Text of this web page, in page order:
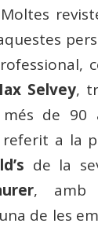
Selvey,
de 90
referit a la
de la
, amb
de les